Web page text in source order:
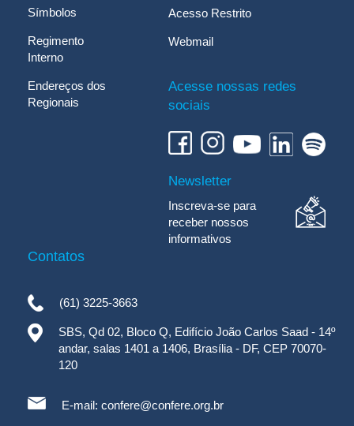
Símbolos
Regimento
Interno
Endereços dos
Regionais
Acesso Restrito
Webmail
Acesse nossas redes
sociais
Newsletter
Inscreva-se para
receber nossos
informativos
Contatos
(61) 3225-3663
SBS, Qd 02, Bloco Q, Edifício João Carlos Saad - 14º
andar, salas 1401 a 1406, Brasília - DF, CEP 70070-
120
E-mail: confere@confere.org.br